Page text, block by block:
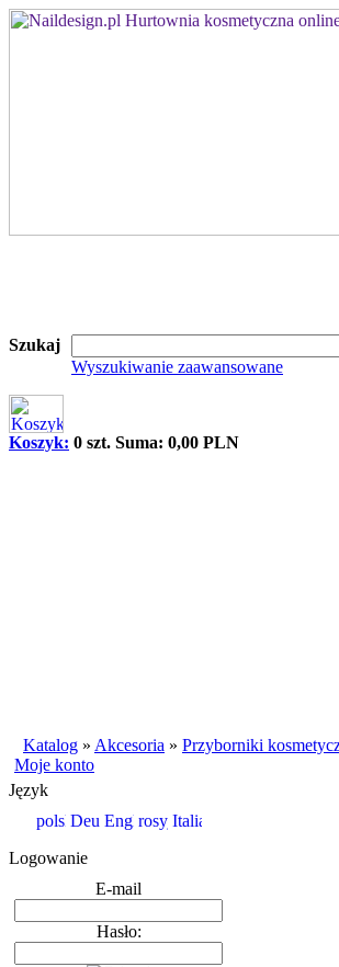
Szukaj
Wyszukiwanie zaawansowane
Koszyk: 0 szt. Suma: 0,00 PLN
Katalog » Akcesoria » Przyborniki
Moje konto
Język
Logowanie
E-mail
Hasło: